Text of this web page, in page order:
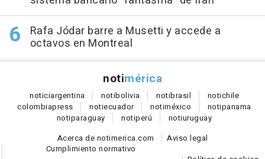
Rafa Jódar barre a Musetti y accede a
octavos en Montreal
notimérica
noticiargentina notibolivia notibrasil notichile
colombiapress notiecuador notiméxico notipanama
notiparaguay notiperú notiuruguay
Acerca de notimerica.com
Aviso legal
Cumplimiento normativo